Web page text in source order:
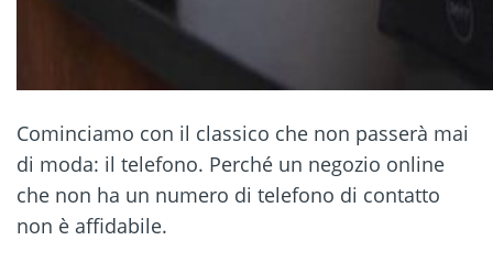
Cominciamo con il classico che non passerà mai
di moda: il telefono. Perché un negozio online
che non ha un numero di telefono di contatto
non è affidabile.